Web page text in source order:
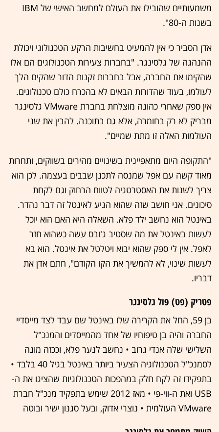
משמעותיים שהובילו את העולם למחשב האישי של IBM
בשנות ה-80".
אדן הסביר כי אין להמעיט בחשיבות הרקע הטכנולוגי ויכולת
ההנהגה של גלסינגר. "בחברות צעירות הטכנולוגים הם אלו
שהקימו את החברה, אבל בחברות זקנות הדור שהקים הלך
לעולמו, בעוד שהדורות הבאים לא בהכרח כולם טכנולוגים.
אין ספק שאחרי כהונה מוצלחת בחברת VMware גלסינגר
מבריק לא רק בחומרה, אלא גם בתוכנה. להבין את שני
העולמות האלה זו מתת שמיים".
"התקופה היום מתאפיינית בשינויים מהירים בשווקים, ותחרות
מאוד קשה עם אפל שמנסה לתכנן שבבים בעצמה. לכן הוא
צריך לשנות את האסטרטגיה לטווח הרחוק וגם לקחת
סיכונים. אני חושב שזה שהוא הגיע לאינטל זה דבר נהדר.
באינטל הוא נחשב ילד פלא. השאלה היא האם הוא יוכל
לעשות באינטל את מה שסטיב ג'ובס עשה כשהוא חזר
לאפל. אין לי ספק שהוא יבוא ויטלטל את אינטל. הוא בא
לעשות שינוי, לא להמשיך את הקו הקודם", חתם אדן את
דבריו.
פטריק (פט) פול גלסינגר
בן 59, החל את הקרירה שלו באינטל שם עבד לצד מייסדיי
החברה והיה בן טיפוחיו של אחד מהמייסדים והמנכ"ל
השלישי שלה אנדי גרוב • נחשב לנער פלא, וככזה מונה
לסמנכ"ל הטכנולוגיה הצעיר ביותר באינטל בגיל 40 בלבד •
בתפקידו זה לקח חלק במהפכות הטכנולוגיות שהציגו את ה-
USB ואת ה-ווי-פי • מאז 2012 שימש בתפקיד מנכ"ל חברת
VMware העולמית • נוצרי אדוק, ובעל סגנון ישיר ובוטה